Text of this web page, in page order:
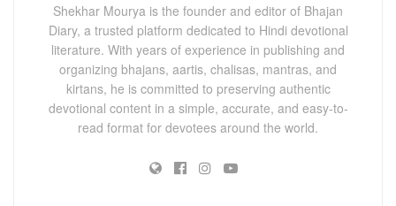
Shekhar Mourya is the founder and editor of Bhajan
Diary, a trusted platform dedicated to Hindi devotional
literature. With years of experience in publishing and
organizing bhajans, aartis, chalisas, mantras, and
kirtans, he is committed to preserving authentic
devotional content in a simple, accurate, and easy-to-
read format for devotees around the world.